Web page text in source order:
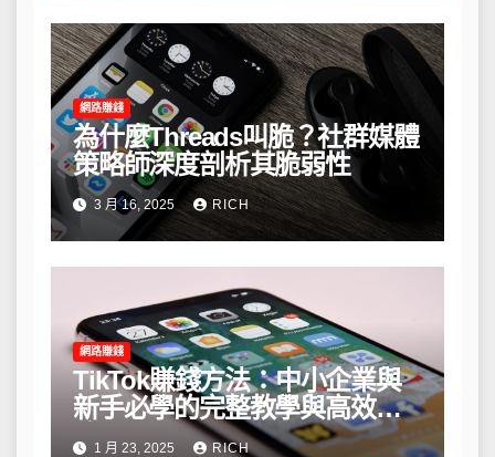
網路賺錢
為什麼Threads叫脆？社群媒體
策略師深度剖析其脆弱性
3 月 16, 2025 RICH
網路賺錢
TikTok賺錢方法：中小企業與
新手必學的完整教學與高效策
略1 月 23, 2025 RICH